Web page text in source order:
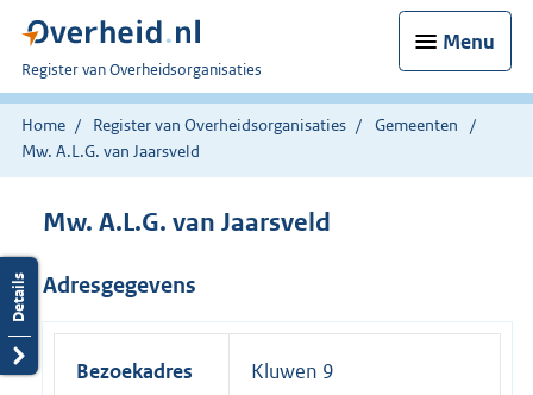
Menu
U
bent
nu
hier:
Register van Overheidsorganisaties
Home Register van Overheidsorganisaties
Gemeenten
Mw. A.L.G. van Jaarsveld
Mw. A.L.G. van Jaarsveld
Adresgegevens
Bezoekadres
Kluwen 9